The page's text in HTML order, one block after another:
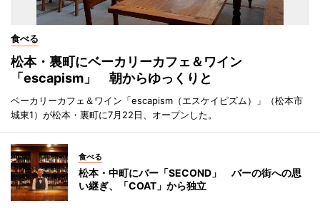
食べる
松本・裏町にベーカリーカフェ＆ワイン
「escapism」 朝からゆっくりと
ベーカリーカフェ＆ワイン「escapism（エスケイピズム）」（松本市
城東1）が松本・裏町に7月22日、オープンした。
食べる
松本・中町にバー「SECOND」 バーの街への思
い継ぎ、「COAT」から独立